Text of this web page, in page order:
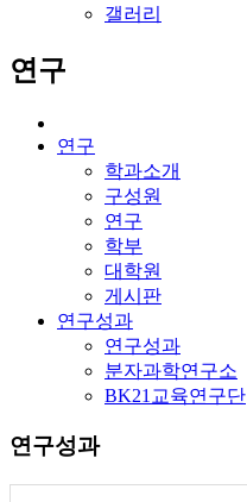
갤러리
연구
연구
학과소개
구성원
연구
학부
대학원
게시판
연구성과
연구성과
분자과학연구소
BK21교육연구단
연구성과